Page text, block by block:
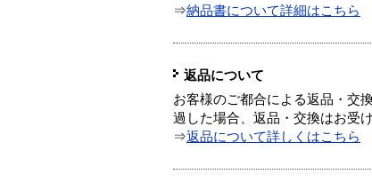
⇒納品書について詳細はこちら
返品について
お客様のご都合による返品・交
過した場合、返品・交換はお受
⇒返品について詳しくはこちら